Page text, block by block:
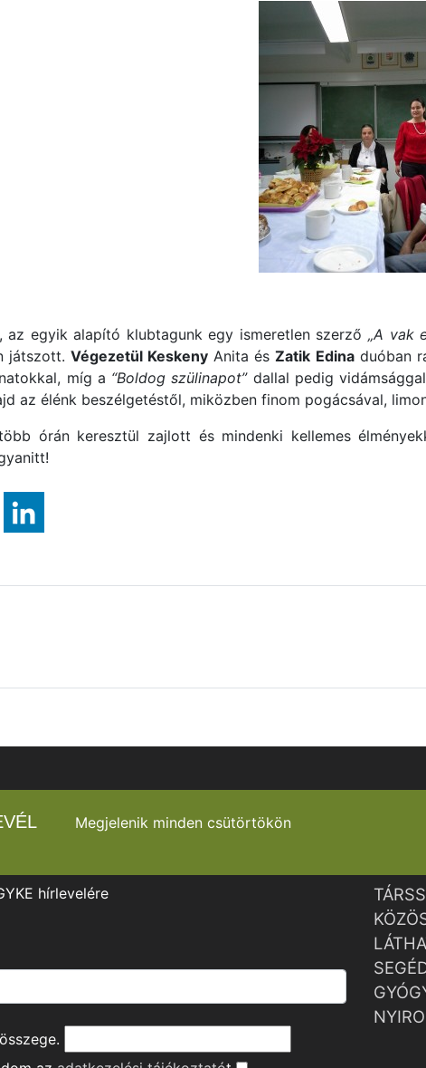
, az egyik alapító klubtagunk egy ismeretlen szerző „A vak
játszott.Végezetül Keskeny Anita ésZatik Edinaduóban
míg a “Boldog szülinapot”dallal pedig
az élénk beszélgetéstől, miközben finom pogácsával,
órán keresztül zajlott és mindenki kellemes
Megjelenik minden csütörtökön
hírlevelére
összege.